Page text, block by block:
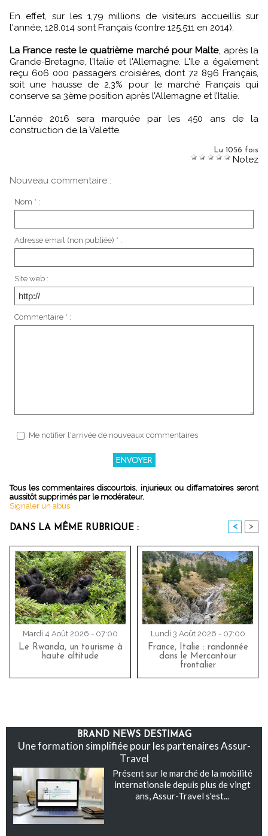
En effet, sur les 1,79 millions de visiteurs accueillis sur
l'année, 128.014 sont Français (contre 125.511 en 2014).
La France reste le quatrième marché pour Malte, après la
Grande-Bretagne, l'Italie et l'Allemagne. L'Ile a également
reçu 606 000 passagers croisières, dont 72 896 Français,
soit une hausse de 2,3% pour le marché Français qui
conserve sa 3ème position après l’Allemagne et l’Italie.
L'année 2016 sera marquée par les 450 ans de la
construction de la Valette.
Lu 1056 fois
Notez
Nouveau commentaire :
Nom * :
Adresse email (non publiée) * :
Site web :
Commentaire * :
Me notifier l'arrivée de nouveaux commentaires
Tous les commentaires discourtois, injurieux ou diffamatoires seront
aussitôt supprimés par le modérateur.
Signaler un abus
DANS LA MÊME RUBRIQUE : < >
Mardi 4 Août 2026 - 07:00
Le Rwanda, un tourisme à
haute altitude
Lundi 3 Août 2026 - 07:00
France, Italie : randonnée
dans le Mercantour
frontalier
BRAND NEWS DESTIMAG
Une formation simplifiée pour les partenaires Assur-
Travel
Présent sur le marché de la mobilité
internationale depuis plus de vingt
ans, Assur-Travel s'est...